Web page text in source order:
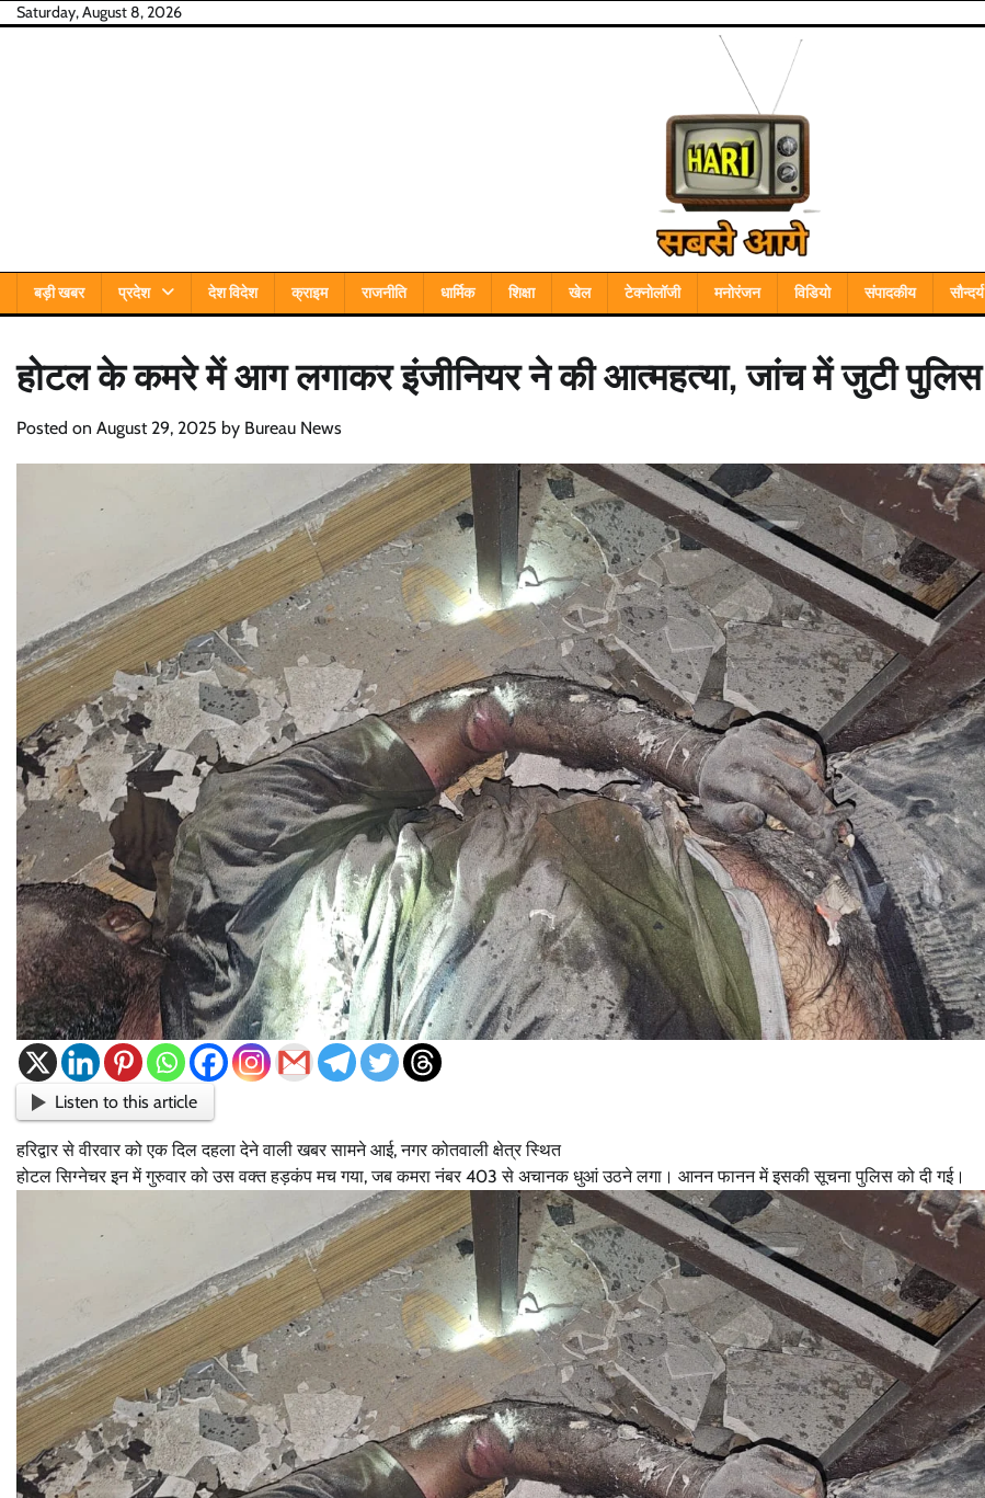
SkipSaturday, August 8, 2026
बड़ी खबर प्रदेश देश विदेश क्राइम राजनीति धार्मिक शिक्षा खेल टेक्नोलॉजी मनोरंजन विडियो संपादकीय सौन्दर्य
होटल के कमरे में आग लगाकर इंजीनियर ने की आत्महत्या, जांच में जुटी पुलिस
Posted on August 29, 2025 by Bureau News
Listen to this article
हरिद्वार से वीरवार को एक दिल दहला देने वाली खबर सामने आई, नगर कोतवाली क्षेत्र स्थित
होटल सिग्नेचर इन में गुरुवार को उस वक्त हड़कंप मच गया, जब कमरा नंबर 403 से अचानक धुआं उठने लगा। आनन फानन में इसकी सूचना पुलिस को दी गई।